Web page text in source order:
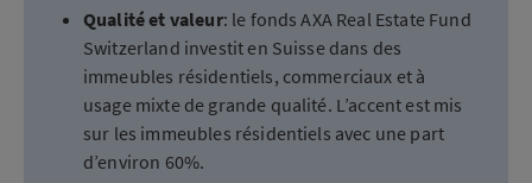
Qualité et valeur: le fonds AXA Real Estate Fund
Switzerland investit en Suisse dans des
immeubles résidentiels, commerciaux et à
usage mixte de grande qualité. L’accent est mis
sur les immeubles résidentiels avec une part
d’environ 60%.